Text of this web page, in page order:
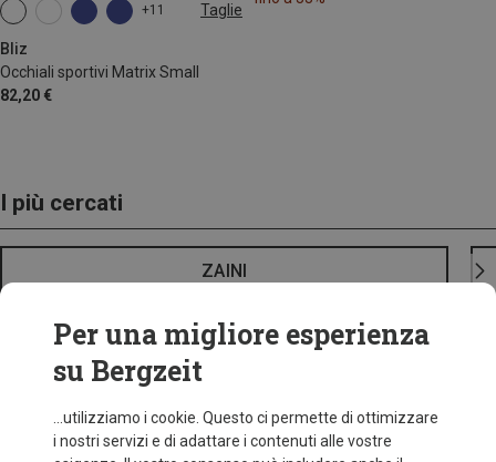
+11 Taglie
Bliz
Occhiali sportivi Matrix Small
82,20 €
ONE SIZE
I più cercati
ZAINI
Per una migliore esperienza
su Bergzeit
...utilizziamo i cookie. Questo ci permette di ottimizzare
i nostri servizi e di adattare i contenuti alle vostre